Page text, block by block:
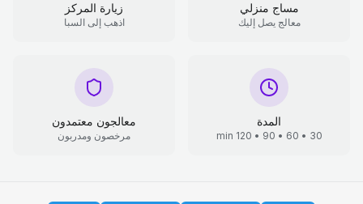
مساج منزلي
معالج يصل إليك
زيارة المركز
اذهب إلى السبا
المدة
30 • 60 • 90 • 120 min
معالجون معتمدون
مرخصون ومدربون